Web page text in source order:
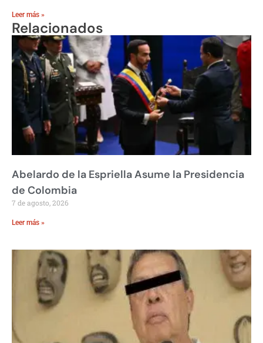
Leer más »
Relacionados
Abelardo de la Espriella Asume la Presidencia
de Colombia
7 de agosto, 2026
Leer más »